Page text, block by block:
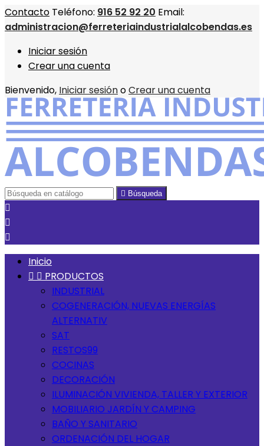
Contacto Teléfono: 916 52 92 20 Email:
administracion@ferreteriaindustrialalcobendas.es
Iniciar sesión
Crear una cuenta
Bienvenido, Iniciar sesiónoCrear una cuenta
 Búsqueda



Inicio
  PRODUCTOS
INDUSTRIAL
COGENERACIÓN, NUEVAS ENERGÍAS
ALTERNATIV
SAT
RESTOS99
COCINAS
DECORACIÓN
ILUMINACIÓN VIVIENDA, TALLER Y EXTERIOR
MOBILIARIO JARDÍN Y CAMPING
BAÑO Y SANITARIO
ORDENACIÓN DEL HOGAR